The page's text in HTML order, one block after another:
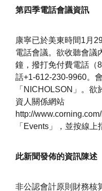
第四季電話會議資訊
康寧已於美東時間1月
電話會議。欲收聽會議
鐘，撥打免付費電話（
話+1-612-230-9960。
「NICHOLSON」。
資人關係網站
http://
「Events」，並按線上
此新聞發佈的資訊陳述
非公認會計原則財務核